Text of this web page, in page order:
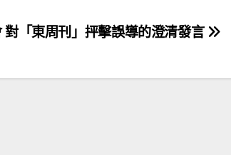
對「東周刊」抨擊誤導的澄清發言